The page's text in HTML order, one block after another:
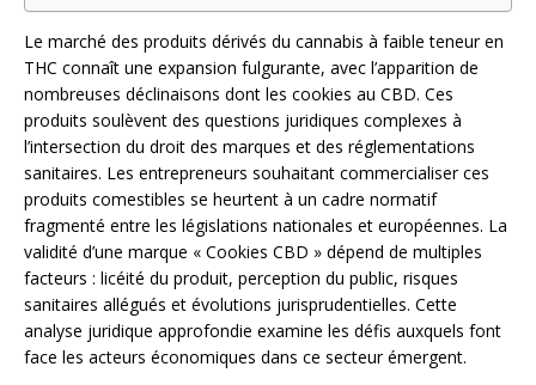
Le marché des produits dérivés du cannabis à faible teneur en
THC connaît une expansion fulgurante, avec l’apparition de
nombreuses déclinaisons dont les cookies au CBD. Ces
produits soulèvent des questions juridiques complexes à
l’intersection du droit des marques et des réglementations
sanitaires. Les entrepreneurs souhaitant commercialiser ces
produits comestibles se heurtent à un cadre normatif
fragmenté entre les législations nationales et européennes. La
validité d’une marque « Cookies CBD » dépend de multiples
facteurs : licéité du produit, perception du public, risques
sanitaires allégués et évolutions jurisprudentielles. Cette
analyse juridique approfondie examine les défis auxquels font
face les acteurs économiques dans ce secteur émergent.